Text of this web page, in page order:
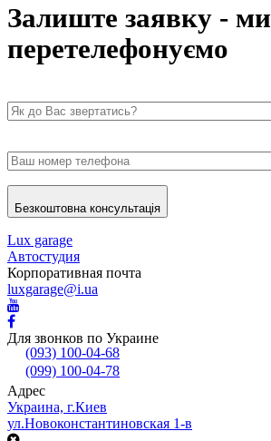
Залиште заявку - ми
перетелефонуємо
Безкоштовна консультація
Lux garage
Автостудия
Корпоративная почта
luxgarage@i.ua
Для звонков по Украине
(093) 100-04-68
(099) 100-04-78
Адрес
Украина, г.Киев
ул.Новоконстантиновская 1-в